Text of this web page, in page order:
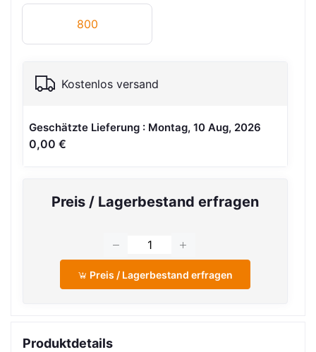
800
Kostenlos versand
Geschätzte Lieferung : Montag, 10 Aug, 2026
0,00 €
Preis / Lagerbestand erfragen
Preis / Lagerbestand erfragen
Produktdetails